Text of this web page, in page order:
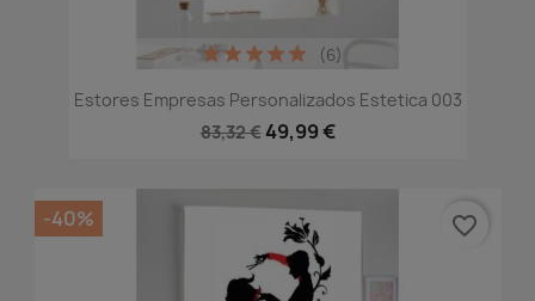
Estores Empresas Personalizados Estetica 003
83,32 € 49,99 €
(6)
-40% favorite_border